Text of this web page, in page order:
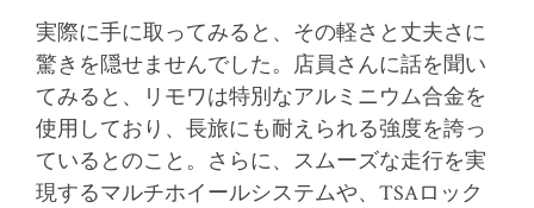
実際に手に取ってみると、その軽さと丈夫さに
驚きを隠せませんでした。店員さんに話を聞い
てみると、リモワは特別なアルミニウム合金を
使用しており、長旅にも耐えられる強度を誇っ
ているとのこと。さらに、スムーズな走行を実
現するマルチホイールシステムや、TSAロック